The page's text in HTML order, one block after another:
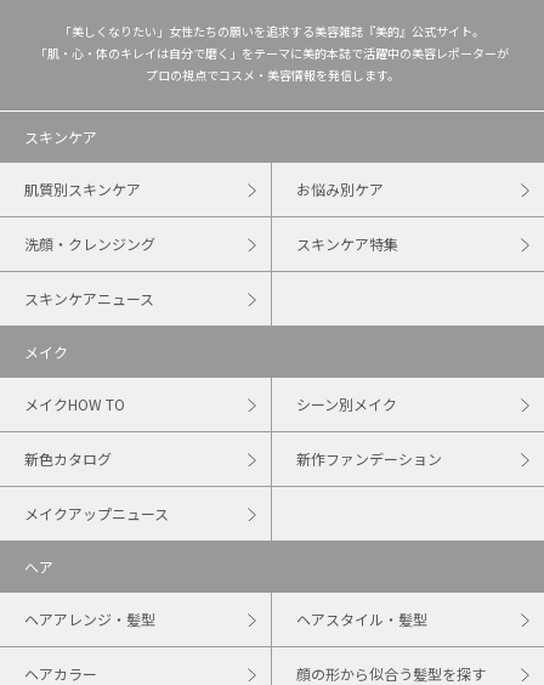
「美しくなりたい」女性たちの願いを追求する美容雑誌『美的』公式サイト。
「肌・心・体のキレイは自分で磨く」をテーマに美的本誌で活躍中の美容レポーターが
プロの視点でコスメ・美容情報を発信します。
スキンケア
肌質別スキンケア お悩み別ケア
洗顔・クレンジング スキンケア特集
スキンケアニュース
メイク
メイクHOW TO シーン別メイク
新色カタログ 新作ファンデーション
メイクアップニュース
ヘア
ヘアアレンジ・髪型 ヘアスタイル・髪型
ヘアカラー 顔の形から似合う髪型を探す